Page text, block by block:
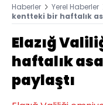
Haberler Yerel Haberler
kentteki bir haftalık
Elazığ
haftalık
paylaştı